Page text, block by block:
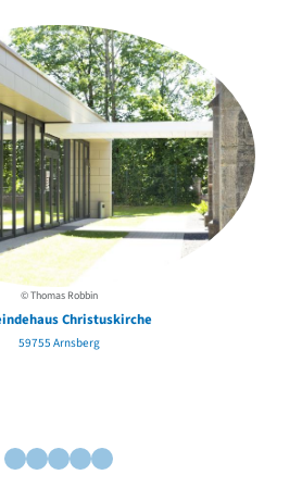
Bauten NRW 2020
(Großbauten der Nachkriegszeit)
© Thomas Robbin
Christuskirche
59755 Arnsberg